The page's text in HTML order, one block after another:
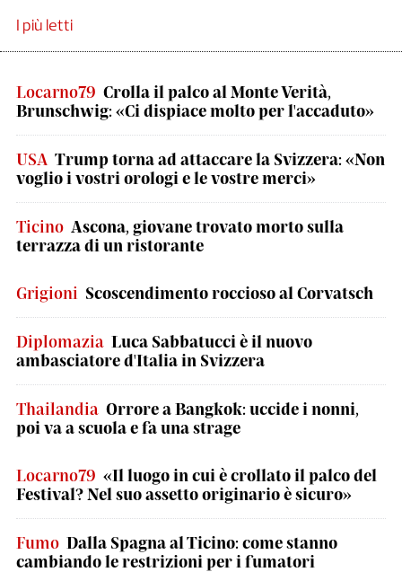
I più letti
Locarno79 Crolla il palco al Monte Verità,
Brunschwig: «Ci dispiace molto per l'accaduto»
USA Trump torna ad attaccare la Svizzera: «Non
voglio i vostri orologi e le vostre merci»
Ticino Ascona, giovane trovato morto sulla
terrazza di un ristorante
Grigioni Scoscendimento roccioso al Corvatsch
Diplomazia Luca Sabbatucci è il nuovo
ambasciatore d'Italia in Svizzera
Thailandia Orrore a Bangkok: uccide i nonni,
poi va a scuola e fa una strage
Locarno79 «Il luogo in cui è crollato il palco del
Festival? Nel suo assetto originario è sicuro»
Fumo Dalla Spagna al Ticino: come stanno
cambiando le restrizioni per i fumatori